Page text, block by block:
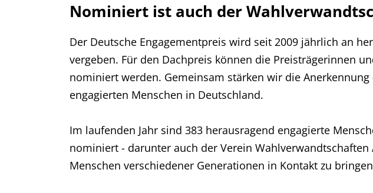
Nominiert ist auch der
Der Deutsche Engagementpreis wird seit 2009 jährlich an
vergeben. Für den Dachpreis können die Preisträgerinnen
nominiert werden. Gemeinsam stärken wir die
engagierten Menschen in Deutschland.
Im laufenden Jahr sind 383 herausragend engagierte
nominiert - darunter auch der Verein Wahlverwandtschaften
Menschen verschiedener Generationen in Kontakt zu